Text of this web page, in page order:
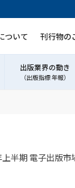
ついて 刊行物の
出版業界の動き
（出版指標 年報）
半期 電子出版